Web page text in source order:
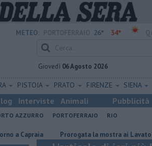
METEO: 26° 34°
Giovedì 06 Agosto 2026
PISTOIA PRATO FIRENZE SIENA
Interviste Animali Pubblicità
AZZURRO PORTOFERRAIO RIO
Prorogata la mostra ai Lavatoi